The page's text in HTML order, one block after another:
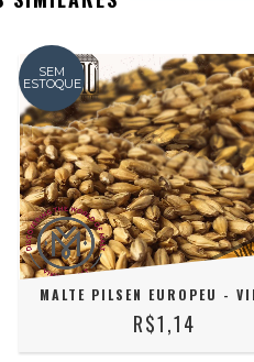
SEM
ESTOQUE
MALTE PILSEN EUROPEU -
R$1,14